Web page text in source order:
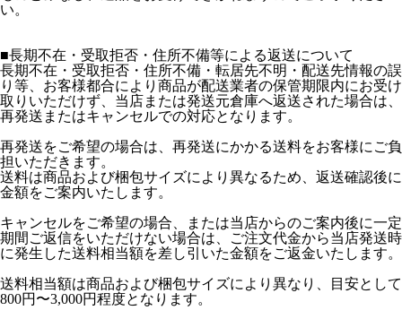
い。
■長期不在・受取拒否・住所不備等による返送について
長期不在・受取拒否・住所不備・転居先不明・配送先情報の誤
り等、お客様都合により商品が配送業者の保管期限内にお受け
取りいただけず、当店または発送元倉庫へ返送された場合は、
再発送またはキャンセルでの対応となります。
再発送をご希望の場合は、再発送にかかる送料をお客様にご負
担いただきます。
送料は商品および梱包サイズにより異なるため、返送確認後に
金額をご案内いたします。
キャンセルをご希望の場合、または当店からのご案内後に一定
期間ご返信をいただけない場合は、ご注文代金から当店発送時
に発生した送料相当額を差し引いた金額をご返金いたします。
送料相当額は商品および梱包サイズにより異なり、目安として
800円〜3,000円程度となります。